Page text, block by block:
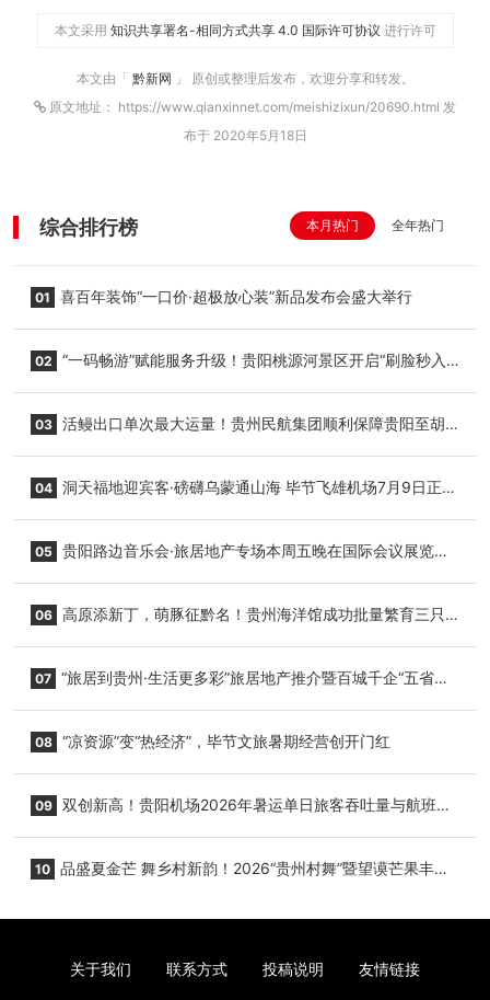
本文采用 知识共享署名-相同方式共享 4.0 国际许可协议 进行许可
本文由「 黔新网 」 原创或整理后发布，欢迎分享和转发。
原文地址： https://www.qianxinnet.com/meishizixun/20690.html 发
布于 2020年5月18日
综合排行榜 本月热门 全年热门
01 喜百年装饰“一口价·超极放心装”新品发布会盛大举行
02 “一码畅游”赋能服务升级！贵阳桃源河景区开启“刷脸秒入
03 活鳗出口单次最大运量！贵州民航集团顺利保障贵阳至胡
04 洞天福地迎宾客·磅礴乌蒙通山海 毕节飞雄机场7月9日正式
05 贵阳路边音乐会·旅居地产专场本周五晚在国际会议展览中
06 高原添新丁，萌豚征黔名！贵州海洋馆成功批量繁育三只
07 “旅居到贵州·生活更多彩”旅居地产推介暨百城千企“五省
08 “凉资源”变“热经济”，毕节文旅暑期经营创开门红
09 双创新高！贵阳机场2026年暑运单日旅客吞吐量与航班起
10 品盛夏金芒 舞乡村新韵！2026“贵州村舞”暨望谟芒果丰收
关于我们 联系方式 投稿说明 友情链接